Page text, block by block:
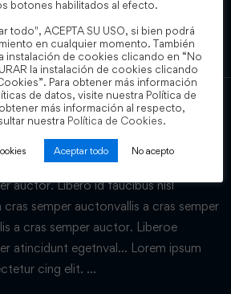
an Instructor: FAQ
Libero id faucibus nis. Neque
auctor. Libero id faucibus nisl
semper auctonvallis a cras semper
a cras semper auctor. Liberoe
atincidunt egetnval… Lorem ipsum
cing elit. …
botones habilitados al efecto.
todo", ACEPTA SU USO, si bien podrá
en cualquier momento. También
instalación de cookies clicando en “No
la instalación de cookies clicando
Para obtener más información
de datos, visite nuestra Política de
más información al respecto,
nuestra Política de Cookies.
Aceptar todo No acepto